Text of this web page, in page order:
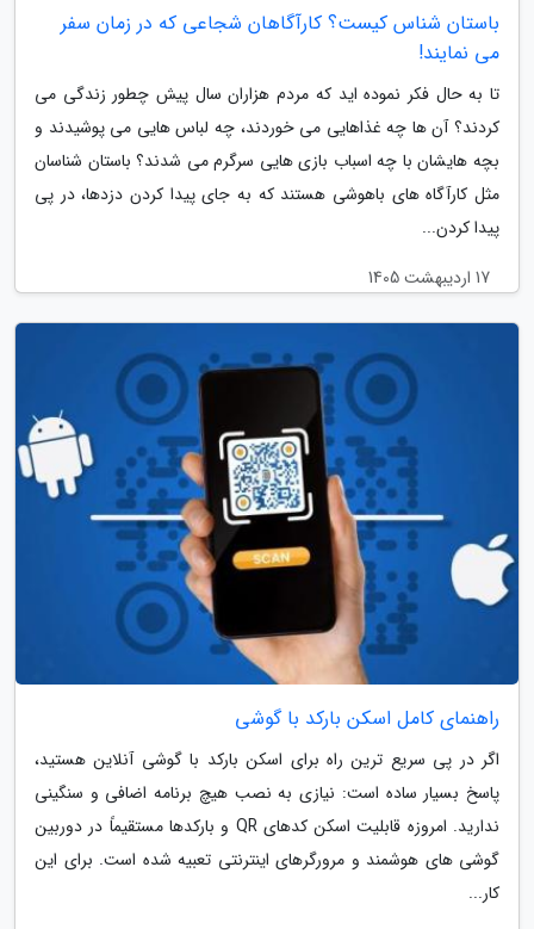
باستان شناس کیست؟ کارآگاهان شجاعی که در زمان سفر
می نمایند!
تا به حال فکر نموده اید که مردم هزاران سال پیش چطور زندگی می
کردند؟ آن ها چه غذاهایی می خوردند، چه لباس هایی می پوشیدند و
بچه هایشان با چه اسباب بازی هایی سرگرم می شدند؟ باستان شناسان
مثل کارآگاه های باهوشی هستند که به جای پیدا کردن دزدها، در پی
پیدا کردن...
17 اردیبهشت 1405
راهنمای کامل اسکن بارکد با گوشی
اگر در پی سریع ترین راه برای اسکن بارکد با گوشی آنلاین هستید،
پاسخ بسیار ساده است: نیازی به نصب هیچ برنامه اضافی و سنگینی
ندارید. امروزه قابلیت اسکن کدهای QR و بارکدها مستقیماً در دوربین
گوشی های هوشمند و مرورگرهای اینترنتی تعبیه شده است. برای این
کار...